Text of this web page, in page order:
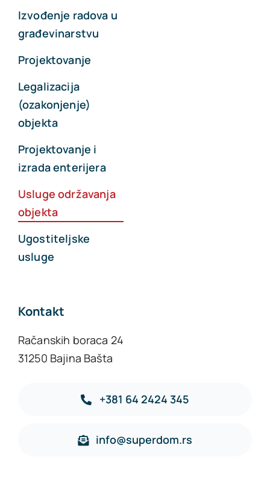
Izvođenje radova u
građevinarstvu
Projektovanje
Legalizacija
(ozakonjenje)
objekta
Projektovanje i
izrada enterijera
Usluge održavanja
objekta
Ugostiteljske
usluge
Kontakt
Račanskih boraca 24
31250 Bajina Bašta
+381 64 2424 345
info@superdom.rs